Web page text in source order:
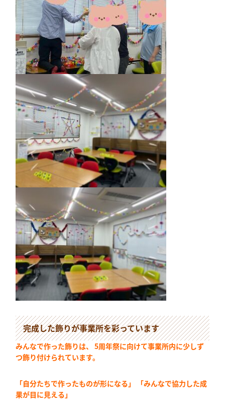
完成した飾りが事業所を彩っています
みんなで作った飾りは、 5周年祭に向けて事業所内に少しず
つ飾り付けられています。
「自分たちで作ったものが形になる」 「みんなで協力した成
果が目に見える」